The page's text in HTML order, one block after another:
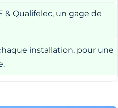
& Qualifelec, un gage de
installation, pour une